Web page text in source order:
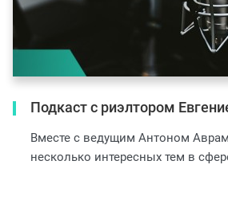
Подкаст с риэлтором
Вместе с ведущим Антоном
несколько интересных тем в